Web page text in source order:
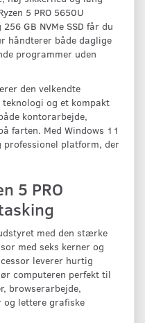
5 PRO 5650U
GB NVMe SSD får du
håndterer både daglige
programmer uden
den velkendte
og et kompakt
kontorarbejde,
farten. Med Windows 11
professionel platform, der
5 PRO
med den stærke
med seks kerner og
leverer hurtig
computeren perfekt til
browserarbejde,
og lettere grafiske